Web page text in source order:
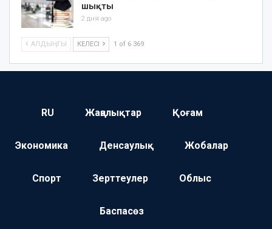
шықты
2 дня ago
АЛДЫҢҒЫ КЕЛЕСІ 1 of 6 369
RU Жаңалықтар Қоғам
Экономика Денсаулық Жобалар
Спорт Зерттеулер Облыс
Баспасөз